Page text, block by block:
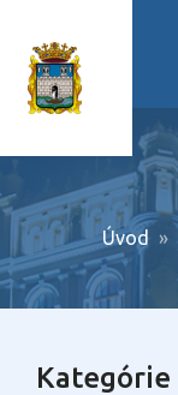
Úvod
Kategórie